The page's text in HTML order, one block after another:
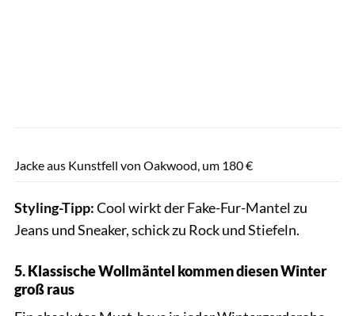
Jacke aus Kunstfell von Oakwood, um 180 €
Styling-Tipp:Cool wirkt der Fake-Fur-Mantel zu
Jeans und Sneaker, schick zu Rock und Stiefeln.
5. Klassische Wollmäntel kommen diesen Winter
groß raus